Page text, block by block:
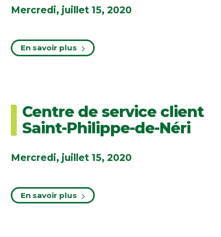
Mercredi, juillet 15, 2020
En savoir plus
Centre de service client
Saint-Philippe-de-Néri
Mercredi, juillet 15, 2020
En savoir plus